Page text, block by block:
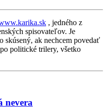
, jedného z
spisovateľov. Je
skúsený, ak nechcem povedať
politické trilery, všetko
nevera